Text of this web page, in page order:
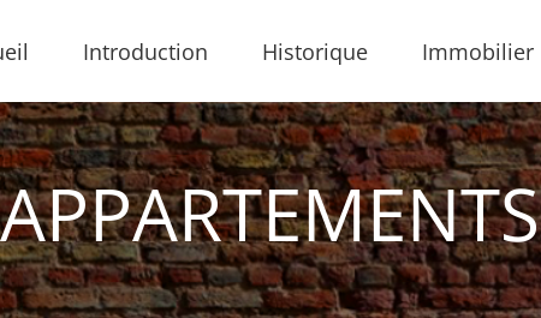
Introduction Historique Immobilier
APPARTEMENTS